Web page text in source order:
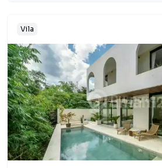
Vila